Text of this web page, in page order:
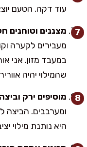
עוד דקה. הטעם
מצננים וטוחנים
מעבירים לקערה
במעבד מזון. אני
שהמילוי יהיה
מוסיפים ירק וביצה
ומערבבים. הביצה
היא נותנת מילוי